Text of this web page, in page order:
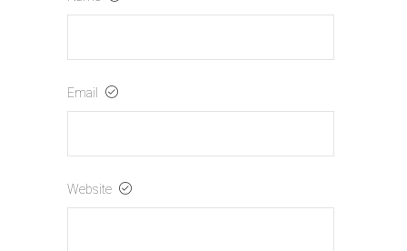
Email
Website